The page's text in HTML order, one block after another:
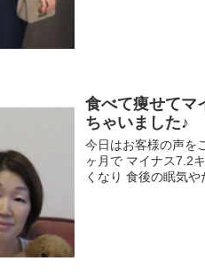
食べて痩せてマ
ちゃいました♪
今日はお客様の声を
ヶ月で マイナス7.2
くなり 食後の眠気や